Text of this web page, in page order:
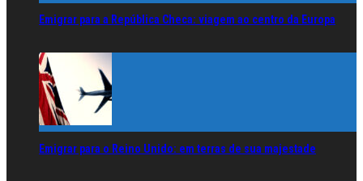
Emigrar para a República Checa: viagem ao centro da Europa
Emigrar para o Reino Unido: em terras de sua majestade